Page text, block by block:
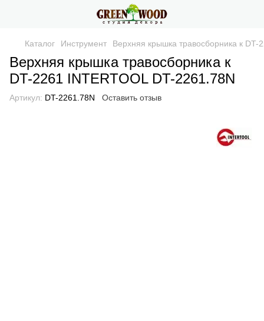
Каталог Инструмент Верхняя крышка травосборника к
Верхняя крышка травосборника к
DT-2261 INTERTOOL DT-2261.78N
Артикул: DT-2261.78N Оставить отзыв